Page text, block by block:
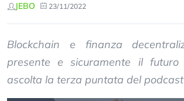
JEBO 23/11/2022
Blockchain e finanza
presente e sicuramente il futuro
ascolta la terza puntata del podcast